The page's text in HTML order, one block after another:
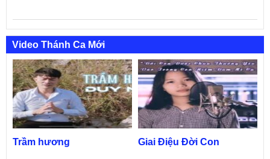
Video Thánh Ca Mới
Trầm hương Giai Điệu Đời Con